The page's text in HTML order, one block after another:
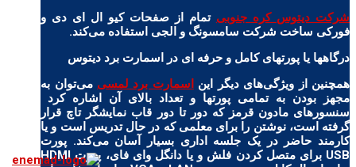
شرکت دیتوس کره جنوبی تمام از صفحات کیو ال ای دی و
فورکی ساخت شرکت سامسونگ و الجی استفاده می‌کند.
درگاهها یا پورتهای کامل و حرفه ای در اسمارت برد دیتوس
همچنین از ویژگی‌های دیگر این
اسمارت برد لمسی می‌توان به
مجهز بودن به تمامی پورتها و تعداد بالای آن اشاره کرد
سنسورهای مادون قرمز که دور تا دور قاب نمایشگر تاچ قرار
گرفته است، نوشتن را برای معلمی که در حال تدریس است و یا
کارمند حاضر در یک جلسه اداری بسیار آسان می‌کند. پورت
USB برای متصل کردن فلش و یا دانگل وای فای، پورت HDMI